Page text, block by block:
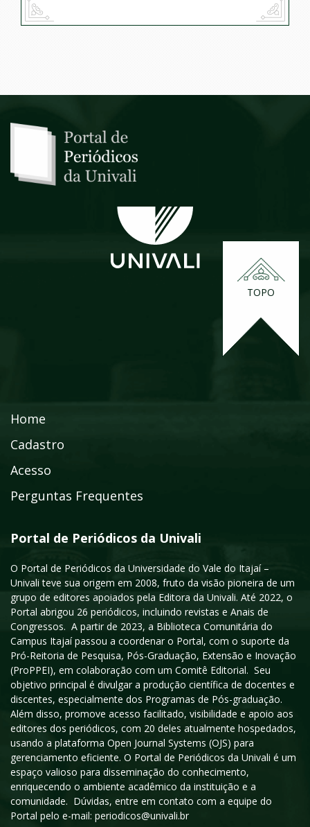
TOPO
Home
Cadastro
Acesso
Perguntas Frequentes
Portal de Periódicos da Univali
O Portal de Periódicos da Universidade do Vale do Itajaí –
Univali teve sua origem em 2008, fruto da visão pioneira de um
grupo de editores apoiados pela Editora da Univali. Até 2022, o
Portal abrigou 26 periódicos, incluindo revistas e Anais de
Congressos. A partir de 2023, a Biblioteca Comunitária do
Campus Itajaí passou a coordenar o Portal, com o suporte da
Pró-Reitoria de Pesquisa, Pós-Graduação, Extensão e Inovação
(ProPPEI), em colaboração com um Comitê Editorial. Seu
objetivo principal é divulgar a produção científica de docentes e
discentes, especialmente dos Programas de Pós-graduação.
Além disso, promove acesso facilitado, visibilidade e apoio aos
editores dos periódicos, com 20 deles atualmente hospedados,
usando a plataforma Open Journal Systems (OJS) para
gerenciamento eficiente. O Portal de Periódicos da Univali é um
espaço valioso para disseminação do conhecimento,
enriquecendo o ambiente acadêmico da instituição e a
comunidade. Dúvidas, entre em contato com a equipe do
Portal pelo e-mail: periodicos@univali.br